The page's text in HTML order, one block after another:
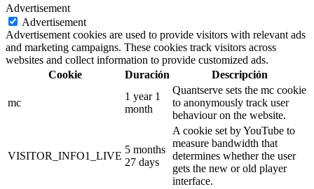
Advertisement
Advertisement
Advertisement cookies are used to provide visitors with relevant ads
and marketing campaigns. These cookies track visitors across
websites and collect information to provide customized ads.
Cookie
Duración Descripción
mc
1 year 1
month
Quantserve sets the mc cookie
to anonymously track user
behaviour on the website.
VISITOR_INFO1_LIVE
5 months
27 days
A cookie set by YouTube to
measure bandwidth that
determines whether the user
gets the new or old player
interface.